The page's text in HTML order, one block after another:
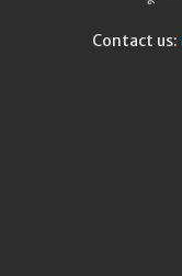
Contact us: